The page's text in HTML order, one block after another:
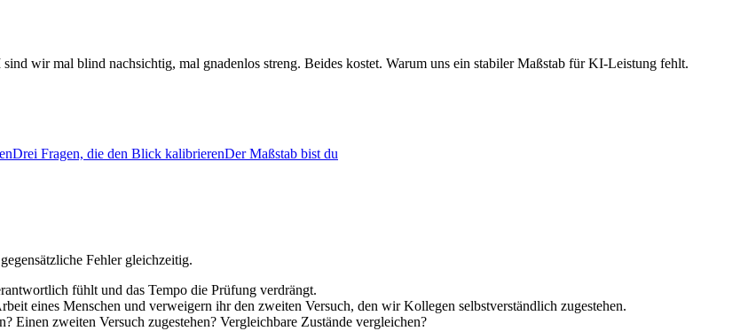
wir mal blind nachsichtig, mal gnadenlos streng. Beides kostet. Warum uns ein stabiler Maßstab für KI-Leistung fehlt.
Drei Fragen, die den Blick kalibrierenDer Maßstab bist du
Fehler gleichzeitig.
fühlt und das Tempo die Prüfung verdrängt.
eines Menschen und verweigern ihr den zweiten Versuch, den wir Kollegen selbstverständlich zugestehen.
Einen zweiten Versuch zugestehen? Vergleichbare Zustände vergleichen?